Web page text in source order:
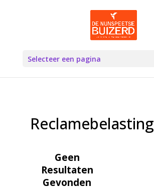
Selecteer een pagina
Reclamebelasting
Geen
Resultaten
Gevonden